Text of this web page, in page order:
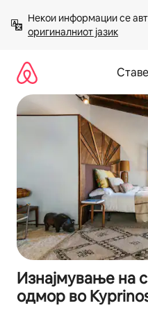
содржина
Некои информации се
оригиналниот јазик
Изнајмување на
одмор во